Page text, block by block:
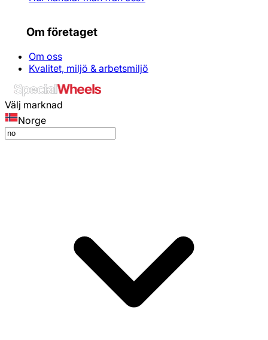
Om företaget
Om oss
Kvalitet, miljö & arbetsmiljö
Välj marknad
Norge